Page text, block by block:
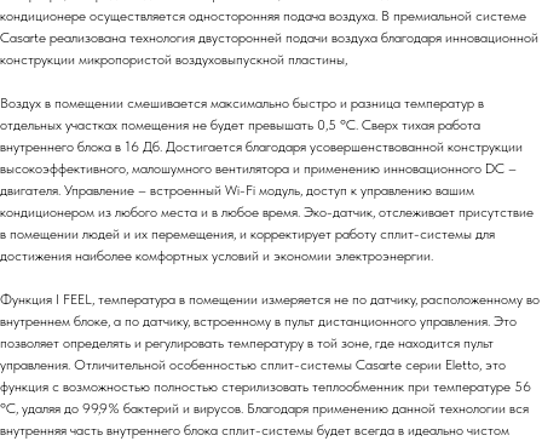
кондиционере осуществляется односторонняя подача воздуха. В премиальной системе
Casarte реализована технология двусторонней подачи воздуха благодаря инновационной
конструкции микропористой воздуховыпускной пластины,
Воздух в помещении смешивается максимально быстро и разница температур в
отдельных участках помещения не будет превышать 0,5 ºС. Сверх тихая работа
внутреннего блока в 16 Дб. Достигается благодаря усовершенствованной конструкции
высокоэффективного, малошумного вентилятора и применению инновационного DC –
двигателя. Управление – встроенный Wi-Fi модуль, доступ к управлению вашим
кондиционером из любого места и в любое время. Эко-датчик, отслеживает присутствие
в помещении людей и их перемещения, и корректирует работу сплит-системы для
достижения наиболее комфортных условий и экономии электроэнергии.
Функция I FEEL, температура в помещении измеряется не по датчику, расположенному во
внутреннем блоке, а по датчику, встроенному в пульт дистанционного управления. Это
позволяет определять и регулировать температуру в той зоне, где находится пульт
управления. Отличительной особенностью сплит-системы Casarte серии Eletto, это
функция с возможностью полностью стерилизовать теплообменник при температуре 56
ºС, удаляя до 99,9% бактерий и вирусов. Благодаря применению данной технологии вся
внутренняя часть внутреннего блока сплит-системы будет всегда в идеально чистом